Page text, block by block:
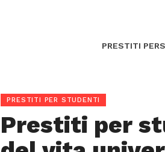
PRESTITI
PRESTITI PER STUDENTI
Prestiti per